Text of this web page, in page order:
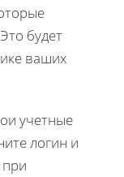
будет
ваших
учетные
логин и